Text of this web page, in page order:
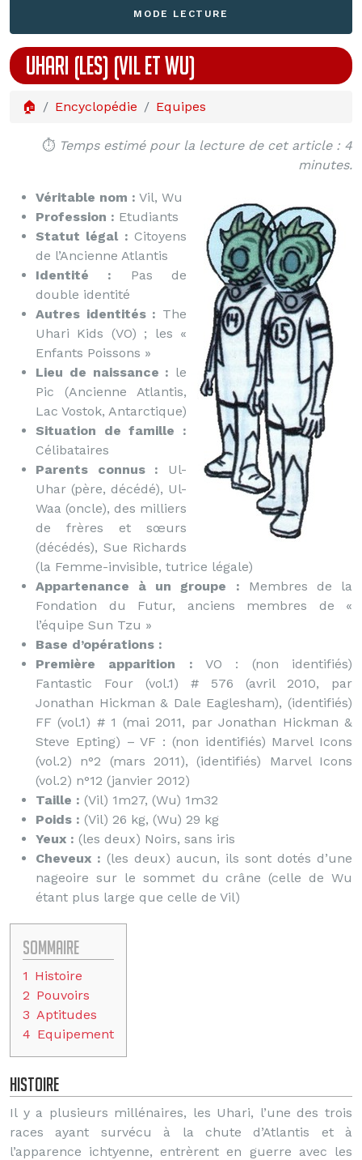
MODE LECTURE
UHARI (LES) (VIL ET WU)
🏠 Encyclopédie Equipes
⏱️ Temps estimé pour la lecture de cet article : 4
minutes.
Véritable nom : Vil, Wu
Profession : Etudiants
Statut légal : Citoyens
de l’Ancienne Atlantis
Identité : Pas de
double identité
Autres identités : The
Uhari Kids (VO) ; les «
Enfants Poissons »
Lieu de naissance : le
Pic (Ancienne Atlantis,
Lac Vostok, Antarctique)
Situation de famille :
Célibataires
Parents connus : Ul-
Uhar (père, décédé), Ul-
Waa (oncle), des milliers
de frères et sœurs
(décédés), Sue Richards
(la Femme-invisible, tutrice légale)
Appartenance à un groupe : Membres de la
Fondation du Futur, anciens membres de «
l’équipe Sun Tzu »
Base d’opérations :
Première apparition : VO : (non identifiés)
Fantastic Four (vol.1) # 576 (avril 2010, par
Jonathan Hickman & Dale Eaglesham), (identifiés)
FF (vol.1) # 1 (mai 2011, par Jonathan Hickman &
Steve Epting) – VF : (non identifiés) Marvel Icons
(vol.2) n°2 (mars 2011), (identifiés) Marvel Icons
(vol.2) n°12 (janvier 2012)
Taille : (Vil) 1m27, (Wu) 1m32
Poids : (Vil) 26 kg, (Wu) 29 kg
Yeux : (les deux) Noirs, sans iris
Cheveux : (les deux) aucun, ils sont dotés d’une
nageoire sur le sommet du crâne (celle de Wu
étant plus large que celle de Vil)
Sommaire
1 Histoire
2 Pouvoirs
3 Aptitudes
4 Equipement
Histoire
Il y a plusieurs millénaires, les Uhari, l’une des trois
races ayant survécu à la chute d’Atlantis et à
l’apparence ichtyenne, entrèrent en guerre avec les